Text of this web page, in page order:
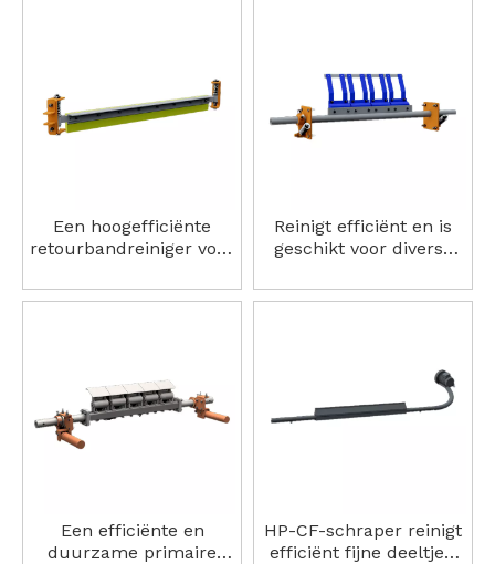
Een hoogefficiënte
retourbandreiniger voor
Reinigt efficiënt en is
geschikt voor diverse
bandbreedtes HP-F2
Een efficiënte en
duurzame primaire
HP-CF-schraper reinigt
efficiënt fijne deeltjes,